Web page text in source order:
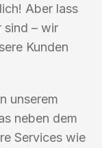
Aber lass
sind – wir
Kunden
unserem
neben dem
Services wie